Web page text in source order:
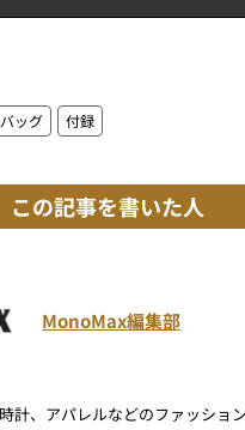
ッグ 付録
この記事を書いた人
MonoMax編集部
計、アパレルなどのファッショ